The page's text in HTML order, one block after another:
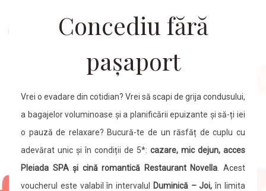
Concediu fără
pașaport
Vrei o evadare din cotidian? Vrei să scapi de grija condusului,
a bagajelor voluminoase și a planificării epuizante și să-ți iei
o pauză de relaxare? Bucură-te de un răsfăț de cuplu cu
adevărat unic și în condiții de 5*: cazare, mic dejun, acces
Pleiada SPA și cină romantică Restaurant Novella . Acest
voucherul este valabil în intervalul
Duminică – Joi,în limita